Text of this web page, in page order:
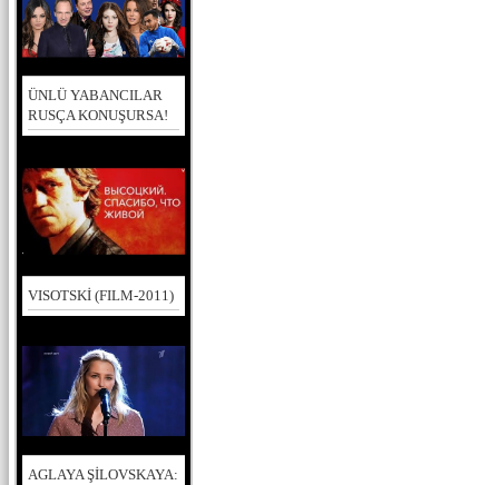
ÜNLÜ YABANCILAR
RUSÇA KONUŞURSA!
VISOTSKİ (FILM-2011)
AGLAYA ŞİLOVSKAYA: